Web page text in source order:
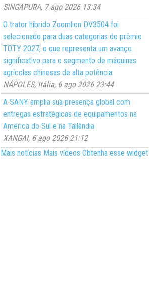
SINGAPURA, 7 ago 2026 13:34
O trator híbrido Zoomlion DV3504 foi
selecionado para duas categorias do prêmio
TOTY 2027, o que representa um avanço
significativo para o segmento de máquinas
agrícolas chinesas de alta potência
NÁPOLES, Itália, 6 ago 2026 23:44
A SANY amplia sua presença global com
entregas estratégicas de equipamentos na
América do Sul e na Tailândia
XANGAI, 6 ago 2026 21:12
Mais notícias Mais vídeos Obtenha esse widget